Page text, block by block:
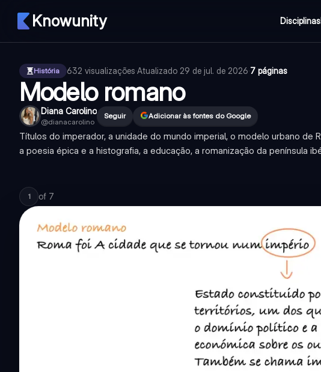
Knowunity Disciplinas
História 632 visualizações·Atualizado 29 de jul. de 2026·7 páginas
Modelo romano
Diana Carolino
@dianacarolino
Seguir Adicionar às fontes do Google
Títulos do imperador, a unidade do mundo imperial, o modelo urbano de
a poesia épica e a histografia, a educação, a romanização da península
1 of 7